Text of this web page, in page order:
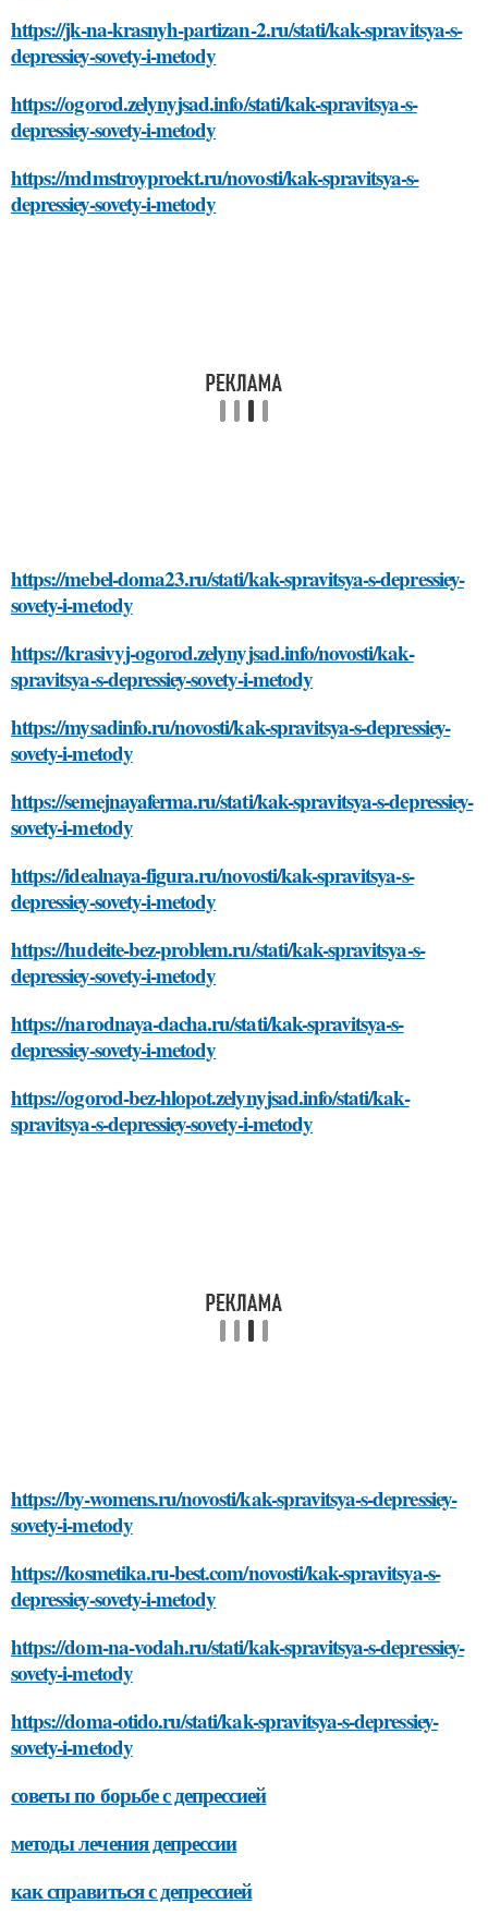
https://jk-na-krasnyh-partizan-2.ru/stati/kak-spravitsya-s-
depressiey-sovety-i-metody
https://ogorod.zelynyjsad.info/stati/kak-spravitsya-s-
depressiey-sovety-i-metody
https://mdmstroyproekt.ru/novosti/kak-spravitsya-s-
depressiey-sovety-i-metody
https://mebel-doma23.ru/stati/kak-spravitsya-s-depressiey-
sovety-i-metody
https://krasivyj-ogorod.zelynyjsad.info/novosti/kak-
spravitsya-s-depressiey-sovety-i-metody
https://mysadinfo.ru/novosti/kak-spravitsya-s-depressiey-
sovety-i-metody
https://semejnayaferma.ru/stati/kak-spravitsya-s-depressiey-
sovety-i-metody
https://idealnaya-figura.ru/novosti/kak-spravitsya-s-
depressiey-sovety-i-metody
https://hudeite-bez-problem.ru/stati/kak-spravitsya-s-
depressiey-sovety-i-metody
https://narodnaya-dacha.ru/stati/kak-spravitsya-s-
depressiey-sovety-i-metody
https://ogorod-bez-hlopot.zelynyjsad.info/stati/kak-
spravitsya-s-depressiey-sovety-i-metody
https://by-womens.ru/novosti/kak-spravitsya-s-depressiey-
sovety-i-metody
https://kosmetika.ru-best.com/novosti/kak-spravitsya-s-
depressiey-sovety-i-metody
https://dom-na-vodah.ru/stati/kak-spravitsya-s-depressiey-
sovety-i-metody
https://doma-otido.ru/stati/kak-spravitsya-s-depressiey-
sovety-i-metody
советы по борьбе с депрессией
методы лечения депрессии
как справиться с депрессией